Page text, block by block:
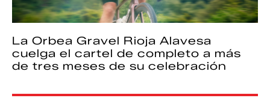
La Orbea Gravel Rioja Alavesa
cuelga el cartel de completo a más
de tres meses de su celebración